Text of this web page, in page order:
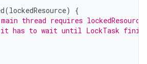
(lockedResource)
{
thread requires lockedResource
has to wait until LockTask